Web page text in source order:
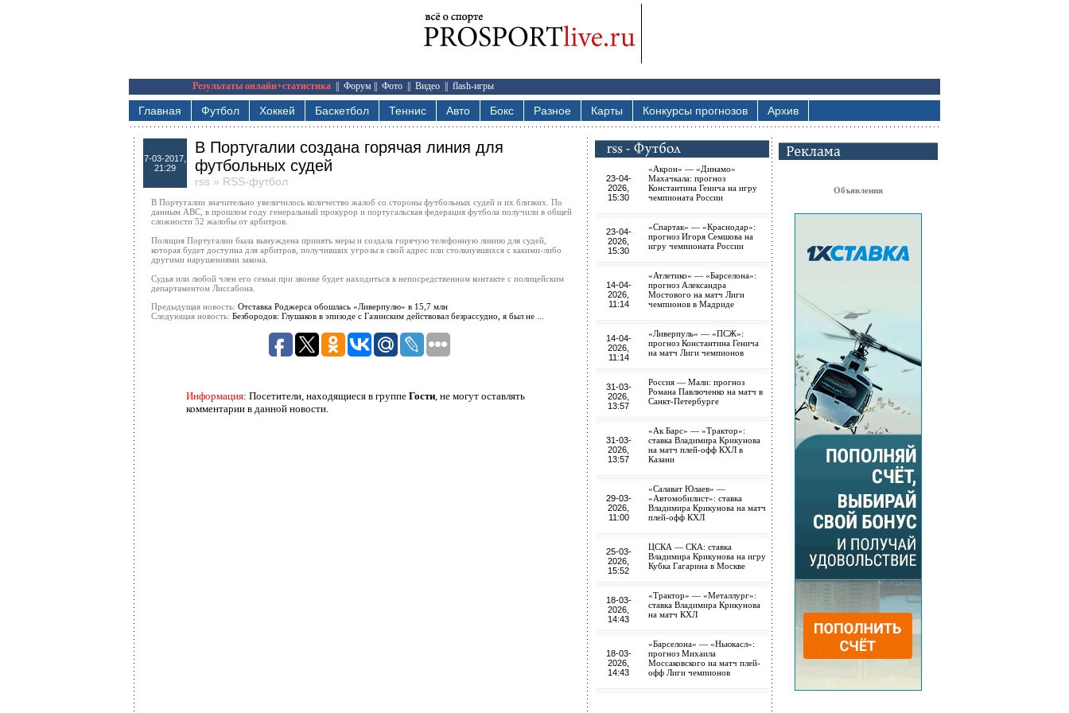
Результаты онлайн+статистика Форум Фото Видео flash-игры
Главная Футбол Хоккей Баскетбол Теннис Авто Бокс Разное Карты Конкурсы прогнозов Архив
7-03-2017,
21:29
В Португалии создана горячая линия для
футбольных судей
rss » RSS-футбол
В Португалии значительно увеличилось количество жалоб со стороны футбольных судей и их близких. По
данным ABC, в прошлом году генеральный прокурор и португальская федерация футбола получили в общей
сложности 52 жалобы от арбитров.
Полиция Португалии была вынуждена принять меры и создала горячую телефонную линию для судей,
которая будет доступна для арбитров, получивших угрозы в свой адрес или столкнувшихся с какими-либо
другими нарушениями закона.
Судья или любой член его семьи при звонке будет находиться в непосредственном контакте с полицейским
департаментом Лиссабона.
Предыдущая новость: Отставка Роджерса обошлась «Ливерпулю» в 15,7 млн
Следующая новость: Безбородов: Глушаков в эпизоде с Газинским действовал безрассудно, я был не ...
Информация: Посетители, находящиеся в группе Гости, не могут оставлять
комментарии в данной новости.
23-04-
2026,
15:30
«Акрон» — «Динамо»
Махачкала: прогноз
Константина Генича на игру
чемпионата России
23-04-
2026,
15:30
«Спартак» — «Краснодар»:
прогноз Игоря Семшова на
игру чемпионата России
14-04-
2026,
11:14
«Атлетико» — «Барселона»:
прогноз Александра
Мостового на матч Лиги
чемпионов в Мадриде
14-04-
2026,
11:14
«Ливерпуль» — «ПСЖ»:
прогноз Константина Генича
на матч Лиги чемпионов
31-03-
2026,
13:57
Россия — Мали: прогноз
Романа Павлюченко на матч в
Санкт-Петербурге
31-03-
2026,
13:57
«Ак Барс» — «Трактор»:
ставка Владимира Крикунова
на матч плей-офф КХЛ в
Казани
29-03-
2026,
11:00
«Салават Юлаев» —
«Автомобилист»: ставка
Владимира Крикунова на матч
плей-офф КХЛ
25-03-
2026,
15:52
ЦСКА — СКА: ставка
Владимира Крикунова на игру
Кубка Гагарина в Москве
18-03-
2026,
14:43
«Трактор» — «Металлург»:
ставка Владимира Крикунова
на матч КХЛ
18-03-
2026,
14:43
«Барселона» — «Ньюкасл»:
прогноз Михаила
Моссаковского на матч плей-
офф Лиги чемпионов
Объявления